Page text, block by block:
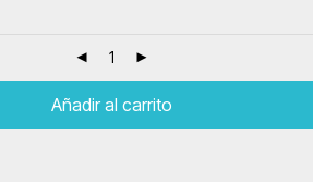
Añadir al carrito